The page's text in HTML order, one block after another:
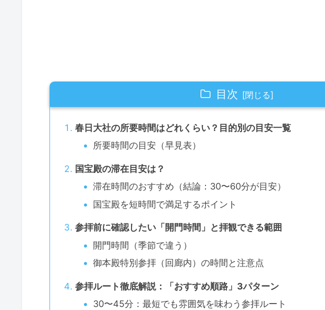
目次
春日大社の所要時間はどれくらい？目的別の目安一覧
所要時間の目安（早見表）
国宝殿の滞在目安は？
滞在時間のおすすめ（結論：30〜60分が目安）
国宝殿を短時間で満足するポイント
参拝前に確認したい「開門時間」と拝観できる範囲
開門時間（季節で違う）
御本殿特別参拝（回廊内）の時間と注意点
参拝ルート徹底解説：「おすすめ順路」3パターン
30〜45分：最短でも雰囲気を味わう参拝ルート